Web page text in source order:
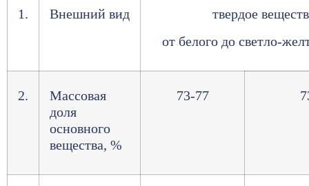
1. Внешний вид
твердое
от белого до светло-
2.
Массовая
доля
основного
вещества, %
73-77